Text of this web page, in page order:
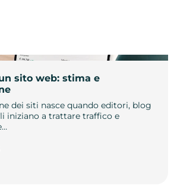
sito web: stima e
dei siti nasce quando editori, blog
iniziano a trattare traffico e